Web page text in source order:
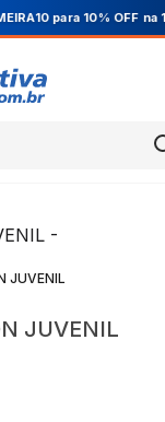
OFF na 1ª compra
JUVENIL
JUVENIL